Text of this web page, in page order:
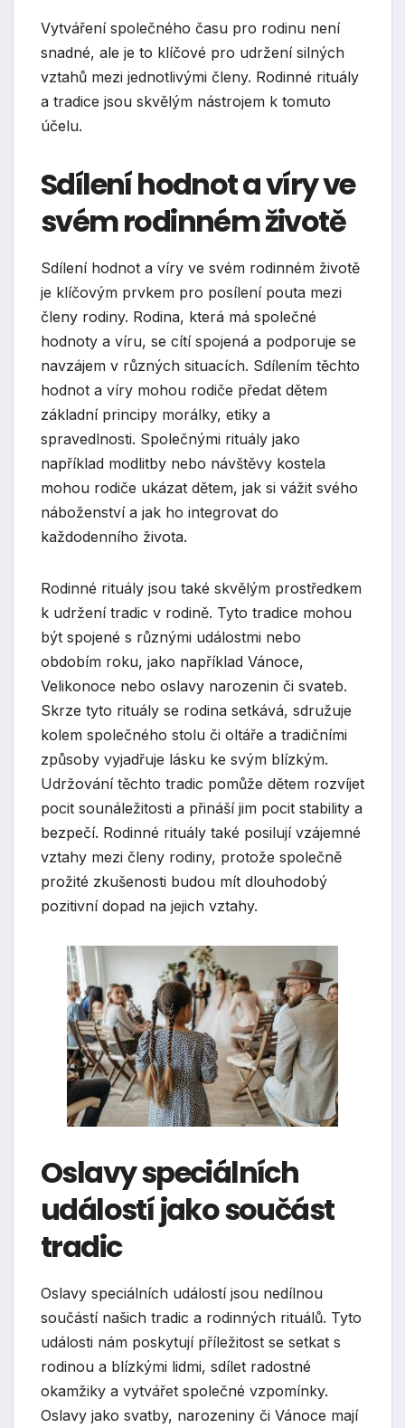
Vytváření společného času pro rodinu není
snadné, ale je to klíčové pro udržení silných
vztahů mezi jednotlivými členy. Rodinné rituály
a tradice jsou skvělým nástrojem k tomuto
účelu.
Sdílení hodnot a víry ve
svém rodinném životě
Sdílení hodnot a víry ve svém rodinném životě
je klíčovým prvkem pro posílení pouta mezi
členy rodiny. Rodina, která má společné
hodnoty a víru, se cítí spojená a podporuje se
navzájem v různých situacích. Sdílením těchto
hodnot a víry mohou rodiče předat dětem
základní principy morálky, etiky a
spravedlnosti. Společnými rituály jako
například modlitby nebo návštěvy kostela
mohou rodiče ukázat dětem, jak si vážit svého
náboženství a jak ho integrovat do
každodenního života.
Rodinné rituály jsou také skvělým prostředkem
k udržení tradic v rodině. Tyto tradice mohou
být spojené s různými událostmi nebo
obdobím roku, jako například Vánoce,
Velikonoce nebo oslavy narozenin či svateb.
Skrze tyto rituály se rodina setkává, sdružuje
kolem společného stolu či oltáře a tradičními
způsoby vyjadřuje lásku ke svým blízkým.
Udržování těchto tradic pomůže dětem rozvíjet
pocit sounáležitosti a přináší jim pocit stability a
bezpečí. Rodinné rituály také posilují vzájemné
vztahy mezi členy rodiny, protože společně
prožité zkušenosti budou mít dlouhodobý
pozitivní dopad na jejich vztahy.
Oslavy speciálních
událostí jako součást
tradic
Oslavy speciálních událostí jsou nedílnou
součástí našich tradic a rodinných rituálů. Tyto
události nám poskytují příležitost se setkat s
rodinou a blízkými lidmi, sdílet radostné
okamžiky a vytvářet společné vzpomínky.
Oslavy jako svatby, narozeniny či Vánoce mají